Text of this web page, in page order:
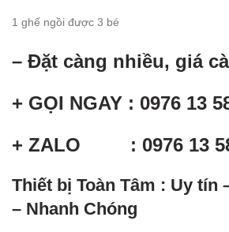
1 ghế ngồi được 3 bé
– Đặt càng nhiều, giá
+ GỌI NGAY : 0976 13
+ ZALO : 0976 13
Thiết bị Toàn Tâm : Uy tín
– Nhanh Chóng